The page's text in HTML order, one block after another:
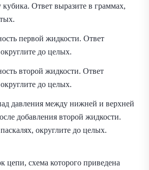
Ответ выразите в граммах,
первой жидкости. Ответ
до целых.
второй жидкости. Ответ
до целых.
давления между нижней и верхней
добавления второй жидкости.
округлите до целых.
цепи, схема которого приведена